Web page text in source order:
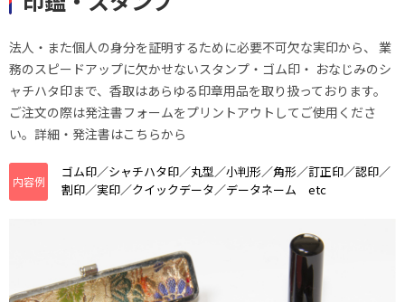
法人・また個人の身分を証明するために必要不可欠な実印から、 業
務のスピードアップに欠かせないスタンプ・ゴム印・ おなじみのシ
ャチハタ印まで、香取はあらゆる印章用品を取り扱っております。
ご注文の際は発注書フォームをプリントアウトしてご使用くださ
い。詳細・発注書はこちらから
内容例
ゴム印／シャチハタ印／丸型／小判形／角形／訂正印／認印／
割印／実印／クイックデータ／データネーム etc